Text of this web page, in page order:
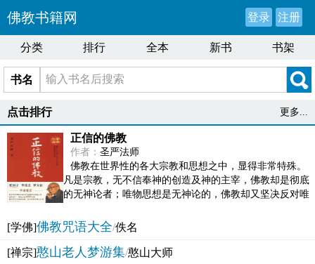
佛教书籍网 登录 注册
分类 排行 全本 新书 书架
书名
点击排行 更多...
正信的佛教
作者： 圣严法师
佛教在世界性的各大宗教和思想之中，显得非常特殊。
凡是宗教，无不信奉神的创造及神的主宰，佛教却是彻底
的无神论者；唯物思想是无神论的，佛教却又坚决反对唯
[学佛]佛教咒语大全/佚名
[禅宗]憨山老人梦游集/憨山大师